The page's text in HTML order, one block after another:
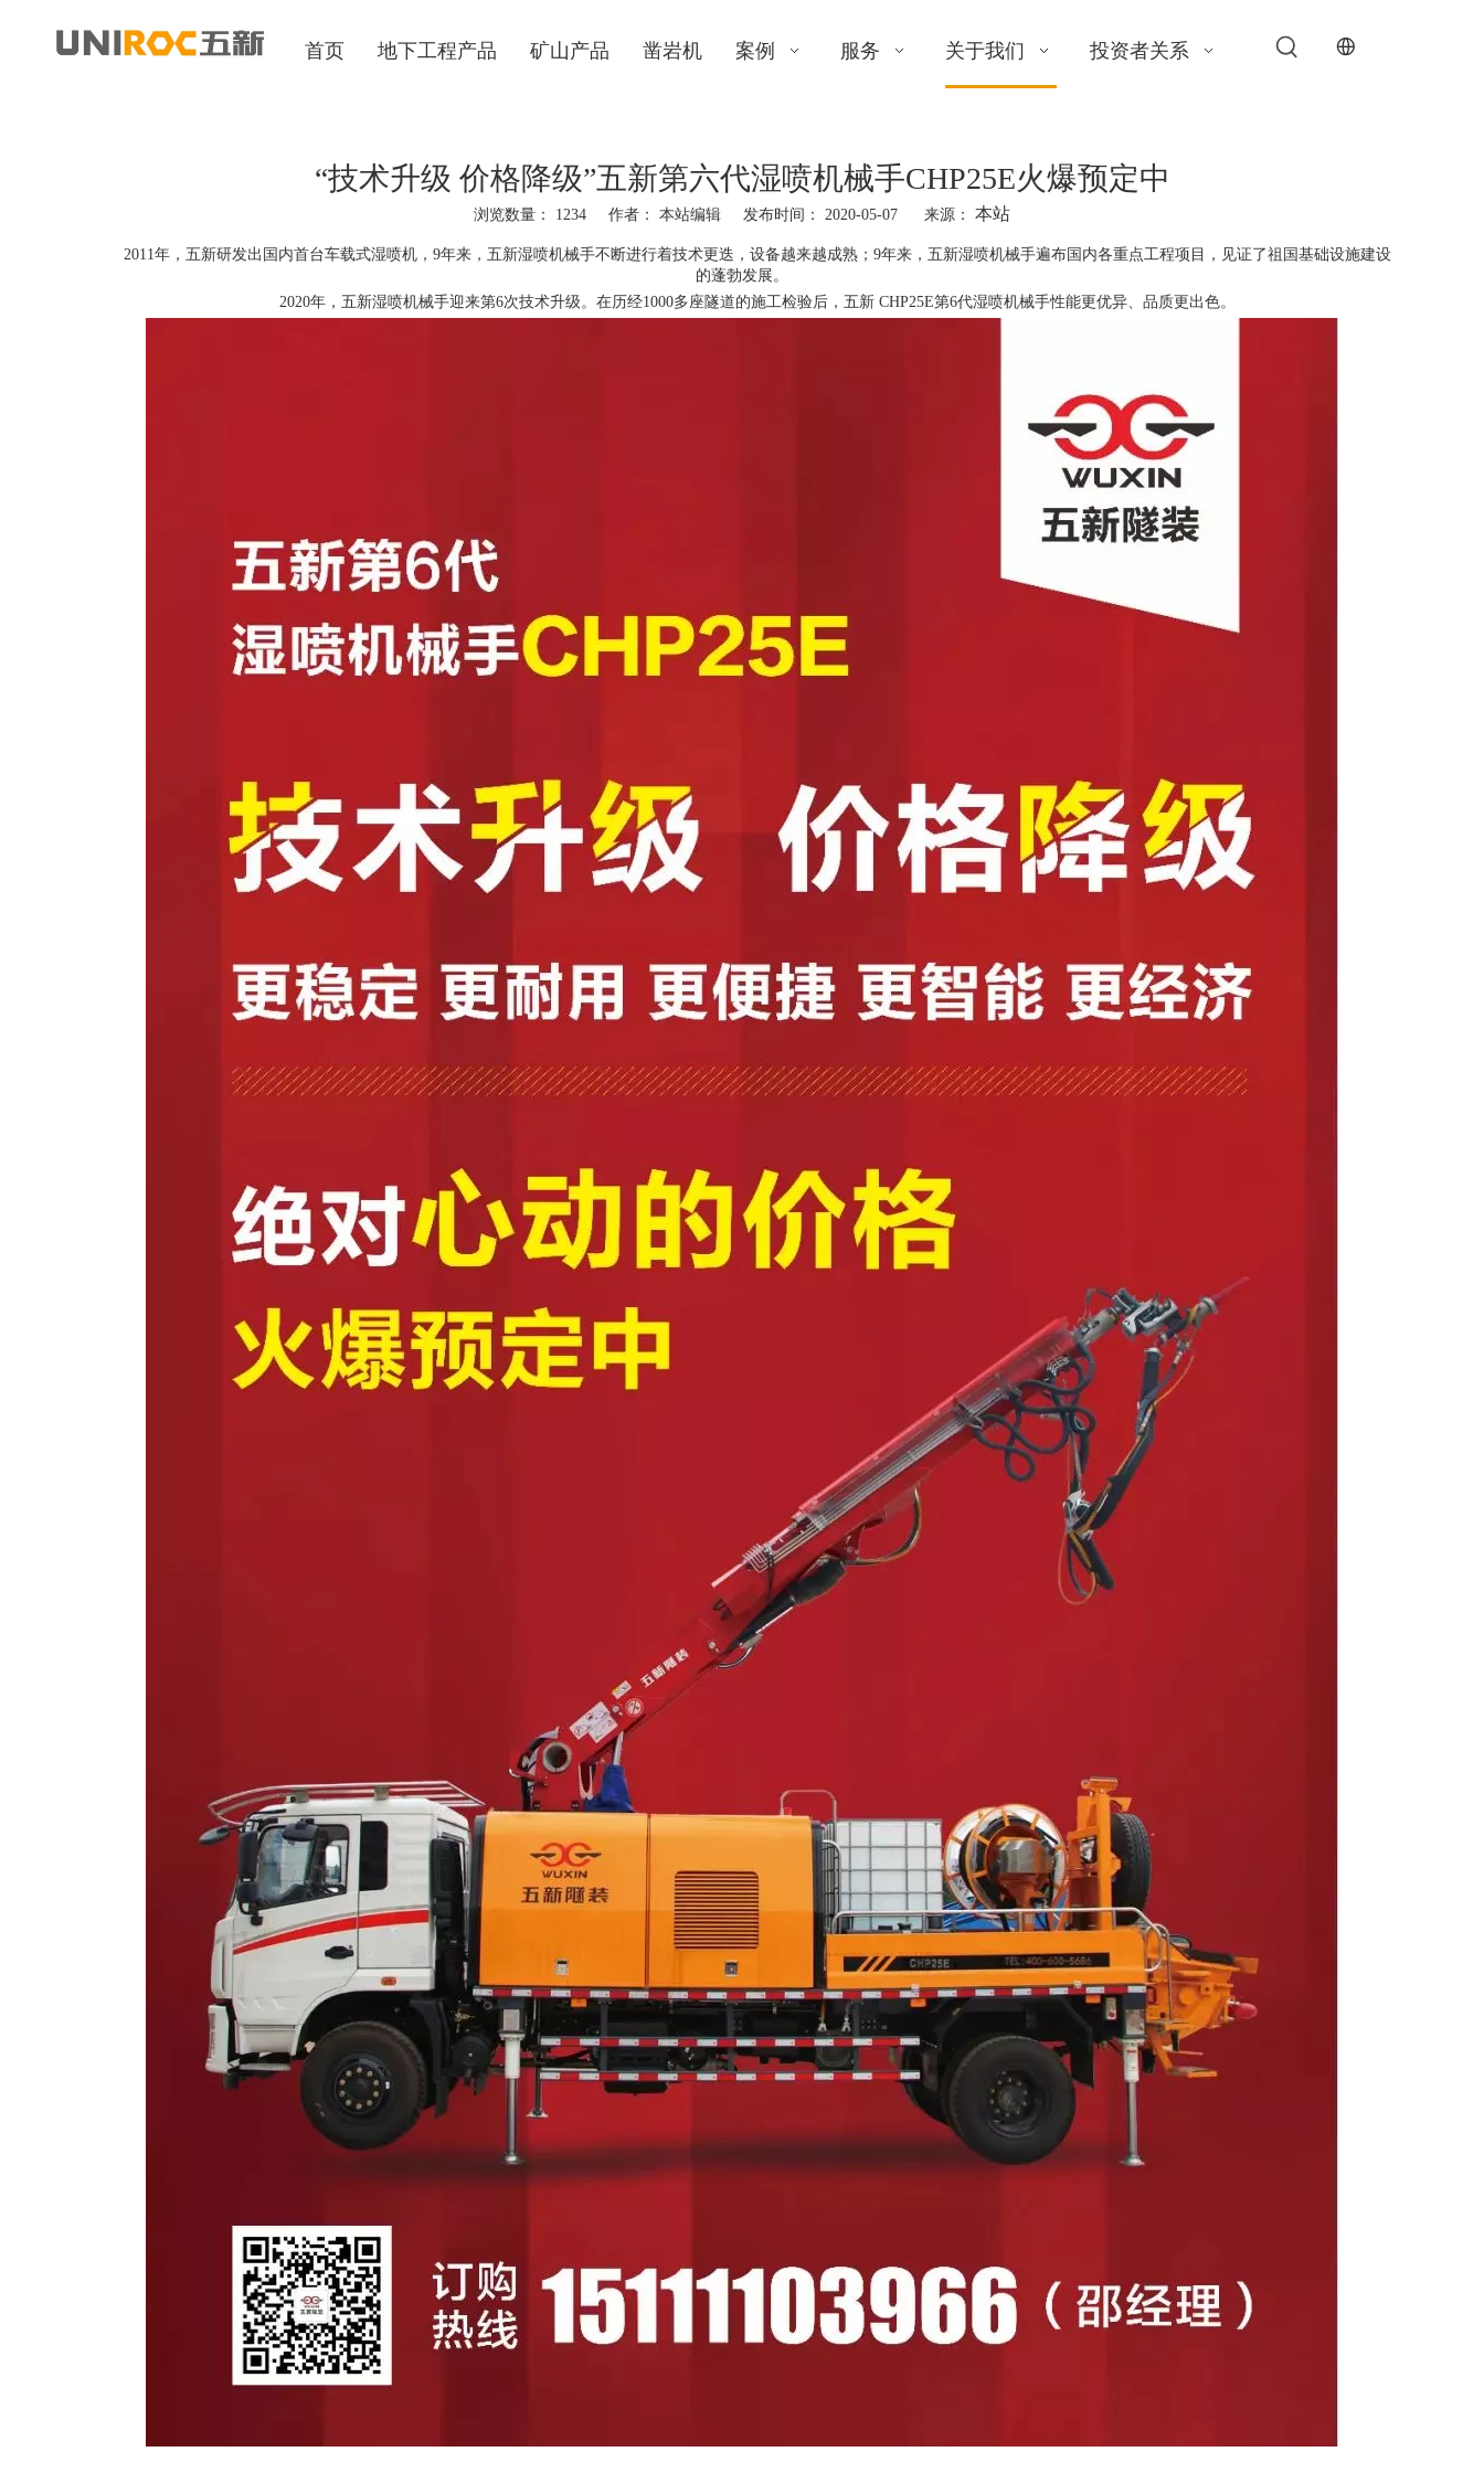
首页 地下工程产品 矿山产品 凿岩机 案例 服务 关于我们 投资者关系
“技术升级 价格降级”五新第六代湿喷机械手CHP25E火爆预定中
浏览数量： 1234 作者： 本站编辑 发布时间： 2020-05-07 来源： 本站
["wechat","weibo","qzone","douban","email"]
2011年，五新研发出国内首台车载式湿喷机，9年来，五新湿喷机械手不断进行着技术更迭，设备越来越成熟；9年来，五新湿喷机械手遍布国内各重点工程项目，见证了祖国基础设施建设
的蓬勃发展。
2020年，五新湿喷机械手迎来第6次技术升级。在历经1000多座隧道的施工检验后，五新 CHP25E第6代湿喷机械手性能更优异、品质更出色。